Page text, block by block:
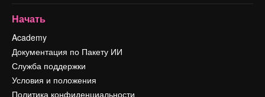
Начать
Academy
Документация по Пакету ИИ
Служба поддержки
Условия и положения
Политика конфиденциальности